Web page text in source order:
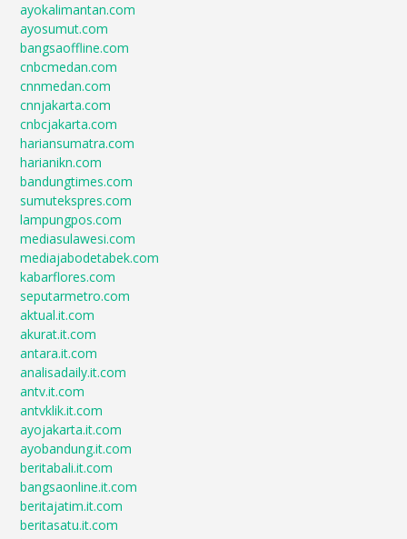
ayokalimantan.com
ayosumut.com
bangsaoffline.com
cnbcmedan.com
cnnmedan.com
cnnjakarta.com
cnbcjakarta.com
hariansumatra.com
harianikn.com
bandungtimes.com
sumutekspres.com
lampungpos.com
mediasulawesi.com
mediajabodetabek.com
kabarflores.com
seputarmetro.com
aktual.it.com
akurat.it.com
antara.it.com
analisadaily.it.com
antv.it.com
antvklik.it.com
ayojakarta.it.com
ayobandung.it.com
beritabali.it.com
bangsaonline.it.com
beritajatim.it.com
beritasatu.it.com